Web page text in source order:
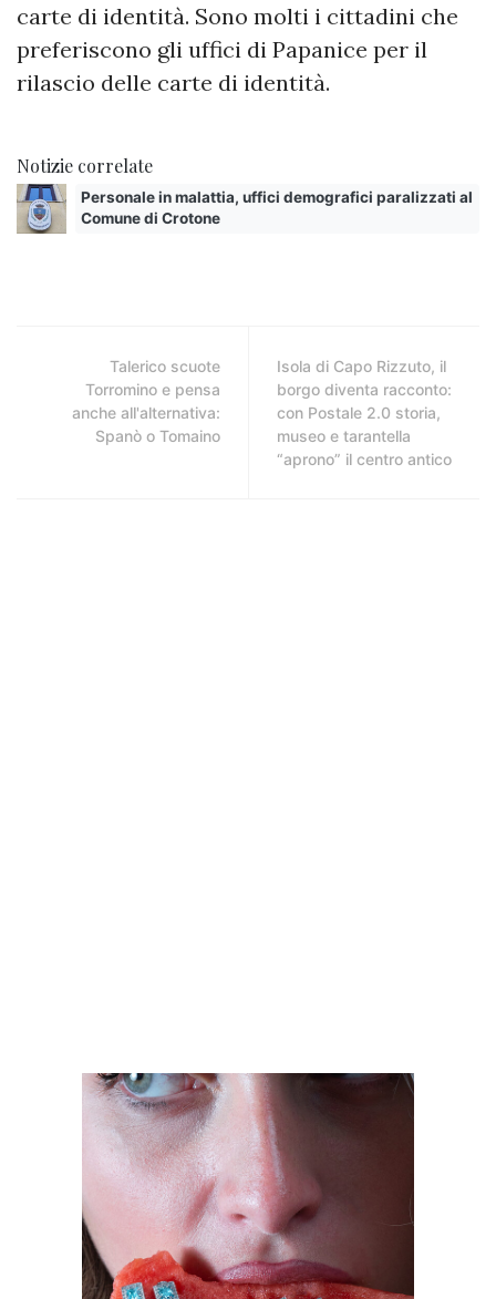
carte di identità. Sono molti i cittadini che
preferiscono gli uffici di Papanice per il
rilascio delle carte di identità.
Notizie correlate
Personale in malattia, uffici demografici paralizzati al
Comune di Crotone
Talerico scuote
Torromino e pensa
anche all'alternativa:
Spanò o Tomaino
Isola di Capo Rizzuto, il
borgo diventa racconto:
con Postale 2.0 storia,
museo e tarantella
“aprono” il centro antico